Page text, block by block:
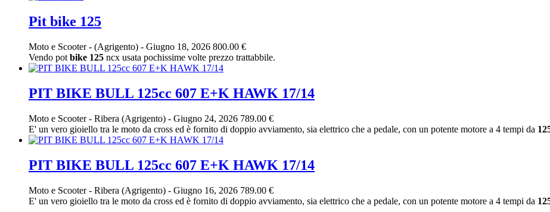
Pit bike 125
Moto e Scooter- (Agrigento) - Giugno 18, 2026 800.00 €
Vendo pot bike 125 ncx usata pochissime volte prezzo trattabbile.
PIT BIKE BULL 125cc 607 E+K HAWK 17/14
Moto e Scooter- Ribera (Agrigento) - Giugno 24, 2026 789.00 €
E' un vero gioiello tra le moto da cross ed è fornito di doppio avviamento, sia elettrico che a pedale, con un potente motore a 4 tempi da
PIT BIKE BULL 125cc 607 E+K HAWK 17/14
Moto e Scooter- Ribera (Agrigento) - Giugno 16, 2026 789.00 €
E' un vero gioiello tra le moto da cross ed è fornito di doppio avviamento, sia elettrico che a pedale, con un potente motore a 4 tempi da